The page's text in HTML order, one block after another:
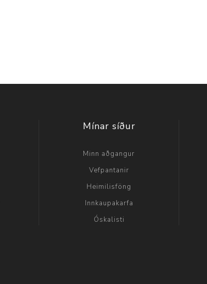
Mínar síður
Minn aðgangur
Vefpantanir
Heimilisföng
Innkaupakarfa
Óskalisti